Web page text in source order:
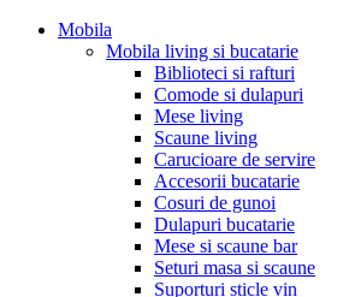
Mobila
Mobila living si bucatarie
Biblioteci si rafturi
Comode si dulapuri
Mese living
Scaune living
Carucioare de servire
Accesorii bucatarie
Cosuri de gunoi
Dulapuri bucatarie
Mese si scaune bar
Seturi masa si scaune
Suporturi sticle vin